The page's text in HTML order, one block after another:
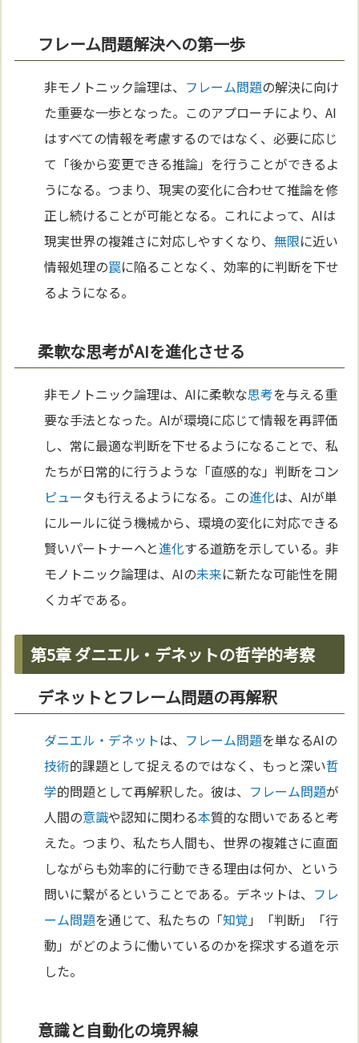
フレーム問題解決への第一歩
非モノトニック論理は、 フレーム問題の解決に向け
た重要な一歩となった。このアプローチにより、AI
はすべての情報を考慮するのではなく、必要に応じ
て「後から変更できる推論」を行うことができるよ
うになる。つまり、現実の変化に合わせて推論を修
正し続けることが可能となる。これによって、AIは
現実世界の複雑さに対応しやすくなり、無限に近い
情報処理の罠に陥ることなく、効率的に判断を下せ
るようになる。
柔軟な思考がAIを進化させる
非モノトニック論理は、AIに柔軟な思考を与える重
要な手法となった。AIが環境に応じて情報を再評価
し、常に最適な判断を下せるようになることで、私
たちが日常的に行うような「直感的な」判断をコン
ピュータも行えるようになる。この進化は、AIが単
にルールに従う機械から、環境の変化に対応できる
賢いパートナーへと進化する道筋を示している。非
モノトニック論理は、AIの未来に新たな可能性を開
くカギである。
第5章 ダニエル・デネットの哲学的考察
デネットとフレーム問題の再解釈
ダニエル・デネットは、 フレーム問題を単なるAIの
技術的課題として捉えるのではなく、もっと深い哲
学的問題として再解釈した。彼は、 フレーム問題が
人間の意識や認知に関わる本質的な問いであると考
えた。つまり、私たち人間も、世界の複雑さに直面
しながらも効率的に行動できる理由は何か、という
問いに繋がるということである。デネットは、 フレ
ーム問題を通じて、私たちの「知覚 」「判断」「行
動」がどのように働いているのかを探求する道を示
した。
意識と自動化の境界線